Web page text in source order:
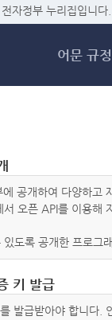
메
자정부 누리집입니다.
어문 규정
공개하여 다양하
오픈 API를 이용해
도록 공개한 프로그
키 발급
발급받아야 합니다